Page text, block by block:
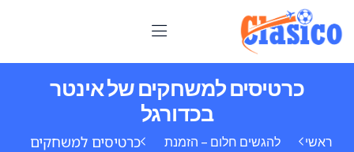
כרטיסים למשחקים של אינטר
בכדורגל
ראשי
להגשים חלום – הזמנת
כרטיסים למשחקים